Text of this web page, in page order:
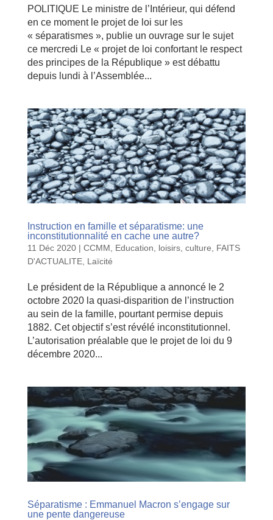
POLITIQUE Le ministre de l’Intérieur, qui défend
en ce moment le projet de loi sur les
« séparatismes », publie un ouvrage sur le sujet
ce mercredi Le « projet de loi confortant le respect
des principes de la République » est débattu
depuis lundi à l’Assemblée...
Instruction en famille et séparatisme: une
inconstitutionnalité en cache une autre?
11 Déc 2020| CCMM Education, loisirs, culture
FAITS
D'ACTUALITE, Laïcité
Le président de la République a annoncé le 2
octobre 2020 la quasi-disparition de l’instruction
au sein de la famille, pourtant permise depuis
1882. Cet objectif s’est révélé inconstitutionnel.
L’autorisation préalable que le projet de loi du 9
décembre 2020...
Séparatisme : Emmanuel Macron s’engage sur
une pente dangereuse